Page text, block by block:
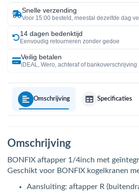
Snelle verzending
Voor 15:00 besteld, meestal dezelfde dag
14 dagen bedenktijd
Eenvoudig retourneren zonder gedoe
Veilig betalen
iDEAL, Wero, achteraf of bankoverschrijving
Omschrijving Specificaties
Omschrijving
BONFIX aftapper 1/4inch met
Geschikt voor BONFIX kogelkranen
Aansluiting: aftapper R